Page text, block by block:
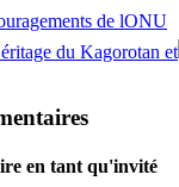
de lONU
du Kagorotan et
en tant qu'invité